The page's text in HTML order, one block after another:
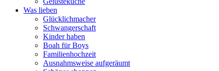
Was lieben
Glücklichmacher
Schwangerschaft
Kinder haben
Boah für Boys
Familienhochzeit
Ausnahmsweise aufgeräumt